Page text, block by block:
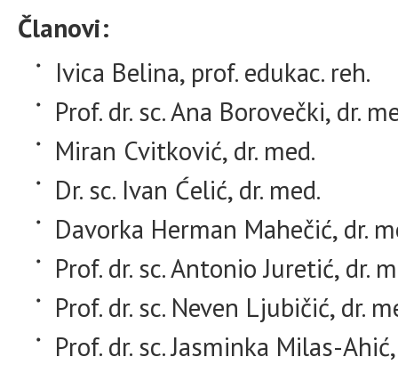
Članovi:
Ivica Belina, prof. edukac. reh.
Prof. dr. sc. Ana Borovečki, dr.
Miran Cvitković, dr. med.
Dr. sc. Ivan Ćelić, dr. med.
Davorka Herman Mahečić, dr.
Prof. dr. sc. Antonio Juretić, dr.
Prof. dr. sc. Neven Ljubičić, dr.
Prof. dr. sc. Jasminka Milas-